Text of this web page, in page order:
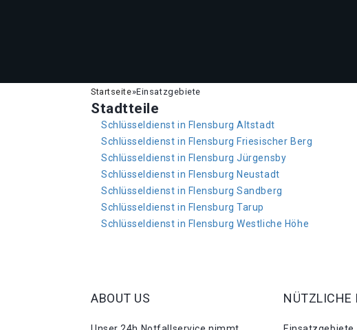
Startseite»Einsatzgebiete
Stadtteile
Schlüsseldienst in Flensburg Altstadt
Schlüsseldienst in Flensburg Friesischer Berg
Schlüsseldienst in Flensburg Jürgensby
Schlüsseldienst in Flensburg Neustadt
Schlüsseldienst in Flensburg Sandberg
Schlüsseldienst in Flensburg Tarup
Schlüsseldienst in Flensburg Westliche Höhe
ABOUT US NÜTZLICHE